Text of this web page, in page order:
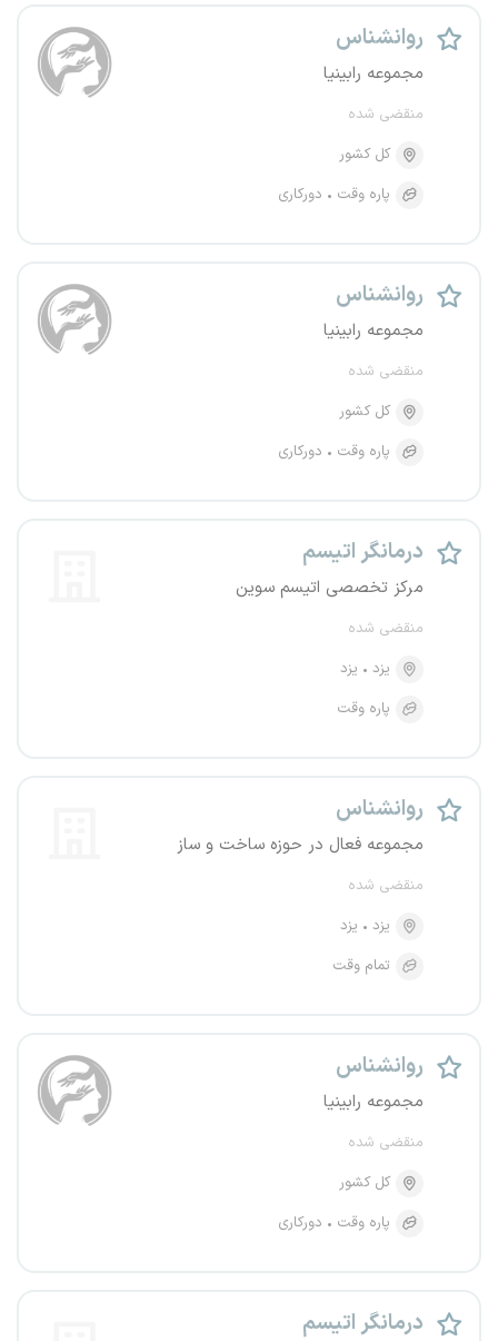
روانشناس
مجموعه رابینیا
منقضی شده
کل کشور
پاره وقت
دورکاری
روانشناس
مجموعه رابینیا
منقضی شده
کل کشور
پاره وقت
دورکاری
درمانگر اتیسم
مرکز تخصصی اتیسم سوین
منقضی شده
یزد
یزد
پاره وقت
روانشناس
مجموعه فعال در حوزه ساخت و ساز
منقضی شده
یزد
یزد
تمام وقت
روانشناس
مجموعه رابینیا
منقضی شده
کل کشور
پاره وقت
دورکاری
درمانگر اتیسم